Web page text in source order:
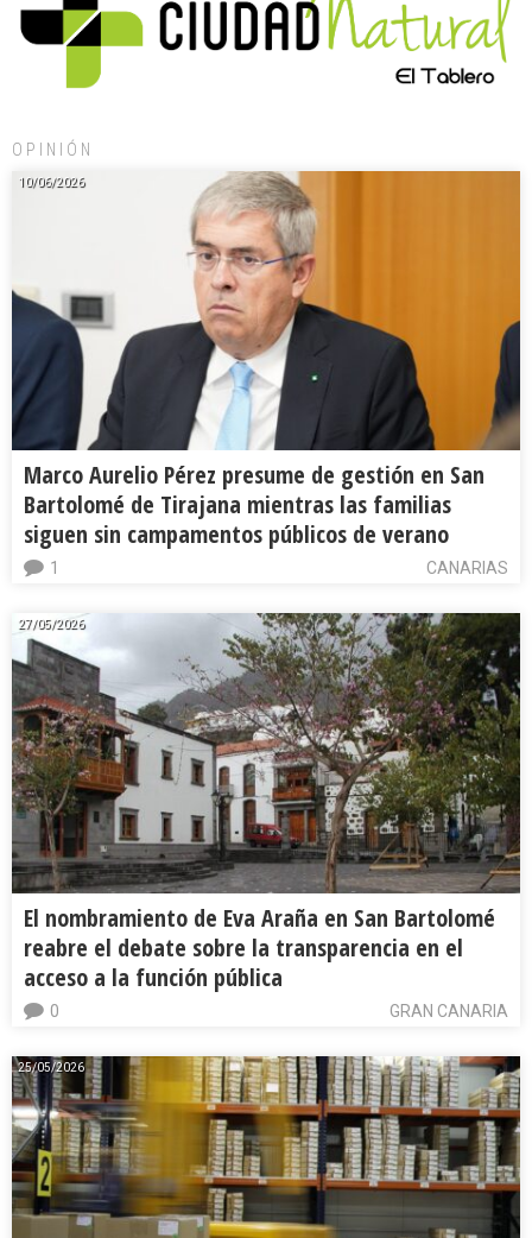
OPINIÓN
10/06/2026
Marco Aurelio Pérez presume de gestión en San
Bartolomé de Tirajana mientras las familias
siguen sin campamentos públicos de verano
CANARIAS
1
27/05/2026
El nombramiento de Eva Araña en San Bartolomé
reabre el debate sobre la transparencia en el
acceso a la función pública
GRAN CANARIA
0
25/05/2026